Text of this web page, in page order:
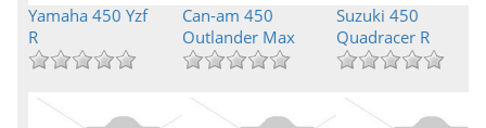
Yamaha 450 Yzf
R
Can-am 450
Outlander Max
Suzuki 450
Quadracer R